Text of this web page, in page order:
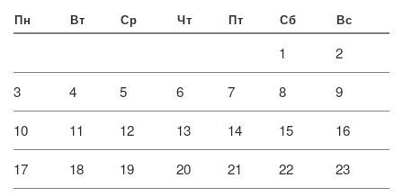
Пн Вт Ср Чт Пт Сб Вс
1 2
3 4 5 6 7 8 9
10 11 12 13 14 15 16
17 18 19 20 21 22 23